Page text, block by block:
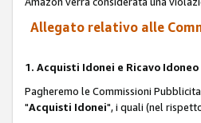
Allegato relativo alle
1. Acquisti Idonei e Ricavo Idoneo
Pagheremo le Commissioni
"Acquisti Idonei", i quali (nel